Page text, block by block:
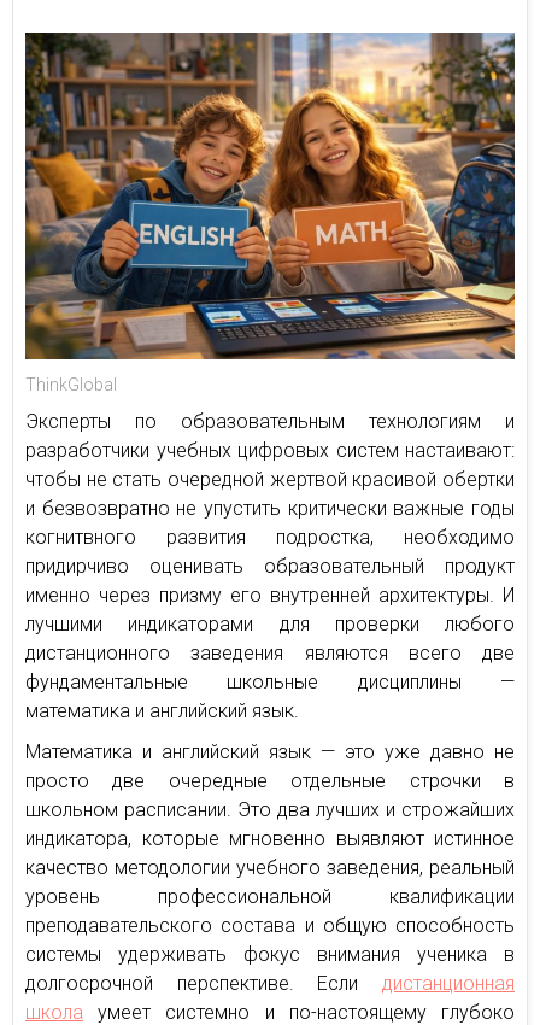
ThinkGlobal
Эксперты по образовательным технологиям и
разработчики учебных цифровых систем настаивают:
чтобы не стать очередной жертвой красивой обертки
и безвозвратно не упустить критически важные годы
когнитвного развития подростка, необходимо
придирчиво оценивать образовательный продукт
именно через призму его внутренней архитектуры. И
лучшими индикаторами для проверки любого
дистанционного заведения являются всего две
фундаментальные школьные дисциплины —
математика и английский язык.
Математика и английский язык — это уже давно не
просто две очередные отдельные строчки в
школьном расписании. Это два лучших и строжайших
индикатора, которые мгновенно выявляют истинное
качество методологии учебного заведения, реальный
уровень профессиональной квалификации
преподавательского состава и общую способность
системы удерживать фокус внимания ученика в
долгосрочной перспективе. Если дистанционная
школа умеет системно и по-настоящему глубоко